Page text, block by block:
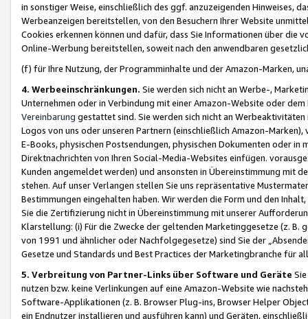
in sonstiger Weise, einschließlich des ggf. anzuzeigenden Hinweises,
Werbeanzeigen bereitstellen, von den Besuchern Ihrer Website
Cookies erkennen können und dafür, dass Sie Informationen über die
Online-Werbung bereitstellen, soweit nach den anwendbaren
(f) für Ihre Nutzung, der Programminhalte und der Amazon-Marken,
4. Werbeeinschränkungen. Sie werden sich nicht an Werbe-,
Unternehmen oder in Verbindung mit einer Amazon-Website oder
Vereinbarung gestattet sind. Sie werden sich nicht an
Logos von uns oder unseren Partnern (einschließlich Amazon-
E-Books, physischen Postsendungen, physischen Dokumenten oder in
Direktnachrichten von Ihren Social-Media-Websites einfügen.
Kunden angemeldet werden) und ansonsten in Übereinstimmung mit
stehen. Auf unser Verlangen stellen Sie uns repräsentative
Bestimmungen eingehalten haben. Wir werden die Form und den
Sie die Zertifizierung nicht in Übereinstimmung mit unserer
Klarstellung: (i) Für die Zwecke der geltenden Marketinggesetze (z. B.
von 1991 und ähnlicher oder Nachfolgegesetze) sind Sie der
Gesetze und Standards und Best Practices der Marketingbranche für
5. Verbreitung von Partner-Links über Software und Geräte
nutzen bzw. keine Verlinkungen auf eine Amazon-Website wie
Software-Applikationen (z. B. Browser Plug-ins, Browser Helper
ein Endnutzer installieren und ausführen kann) und Geräten,